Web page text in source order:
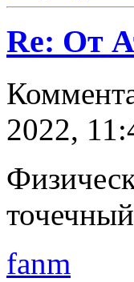
Re: От
2022,
fanm